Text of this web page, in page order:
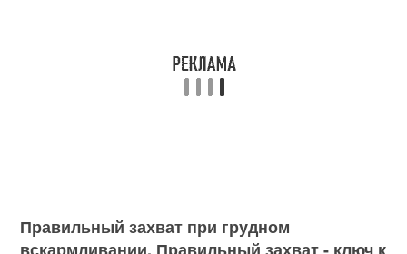
Правильный захват при грудном